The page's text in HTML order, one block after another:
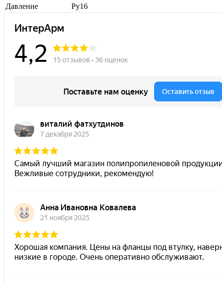
Давление
Ру16